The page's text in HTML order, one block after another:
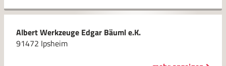
Albert Werkzeuge Edgar Bäuml e.K.
91472 Ipsheim